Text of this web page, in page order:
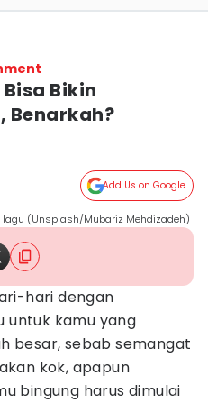
Bikin
Benarkah?
Add Us on Google
(Unsplash/Mubariz Mehdizadeh)
hari dengan
untuk kamu yang
besar, sebab semangat
kok, apapun
bingung harus dimulai